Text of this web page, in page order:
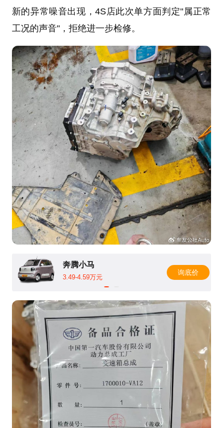
新的异常噪音出现，4S店此次单方面判定"属正常
工况的声音"，拒绝进一步检修。
奔腾小马
3.49-4.59万元
询底价